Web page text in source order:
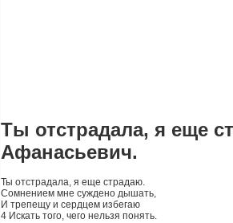
Ты отстрадала, я еще
Афанасьевич.
Ты отстрадала, я еще страдаю.
Сомнением мне суждено дышать,
И трепещу и сердцем избегаю
4 Искать того, чего нельзя понять.